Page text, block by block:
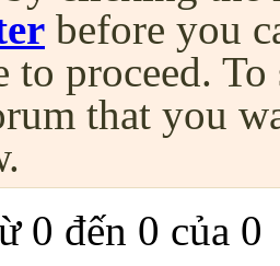
before you
to proceed.
that you
0 đến 0 của 0